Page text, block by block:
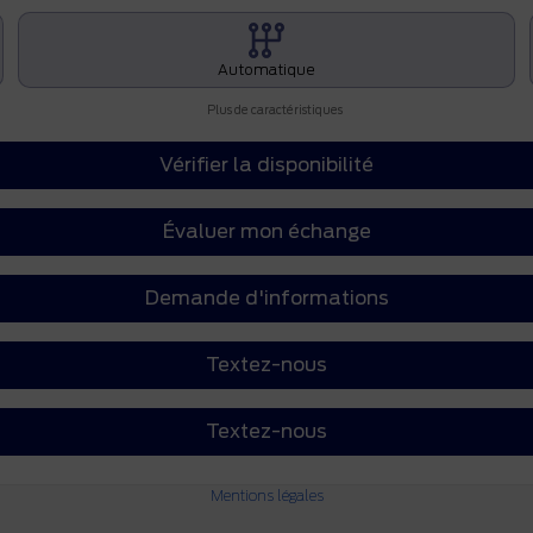
Automatique
Plus de caractéristiques
Vérifier la disponibilité
Évaluer mon échange
Demande d'informations
Textez-nous
Textez-nous
Mentions légales